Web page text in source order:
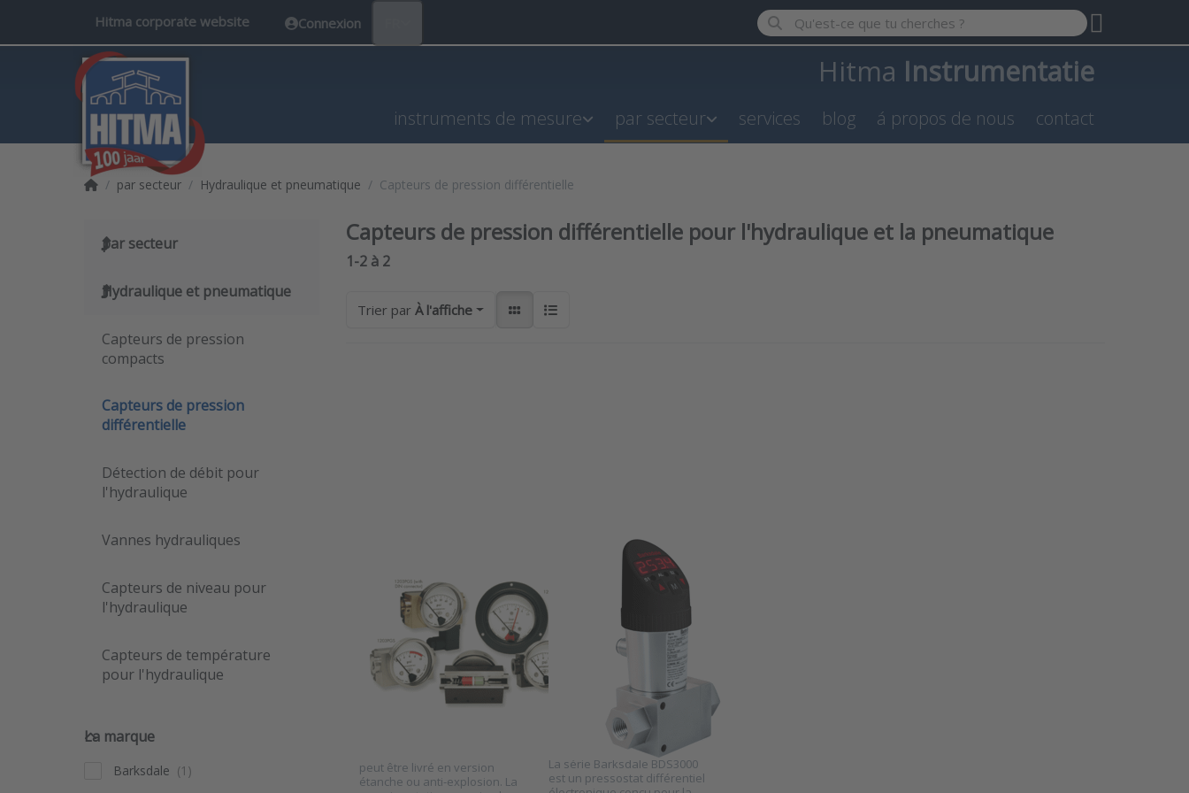
Hitma corporate website Connexion Enter a search term. Results will appear automatically as you
Hitma Instrumentatie
instruments de mesure par secteur services blog á propos de nous contact
Accueilpar secteur Hydraulique et pneumatique Capteurs de pression différentielle
par secteur
Hydraulique et pneumatique
Capteurs de pression
compacts
Capteurs de pression
différentielle
Détection de débit pour
l'hydraulique
Vannes hydrauliques
Capteurs de niveau pour
l'hydraulique
Capteurs de température
pour l'hydraulique
La marque
La marque
Barksdale
Capteurs de pression différentielle pour l'hydraulique et la pneumatique
Search results:
1-2 à 2
Trier par À l'affiche
différentiel
Orange série
1201
SKU
1201
Les manomètres différentiels
peut être livré en version
étanche ou anti-explosion. La
Pressostat
électronique
Barksdale série
BDS3000 avec
BDS3000
La série Barksdale BDS3000
est un pressostat différentiel